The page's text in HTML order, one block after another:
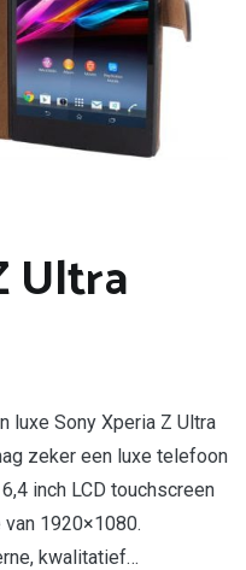
Ultra
luxe Sony Xperia Z Ultra
zeker een luxe telefoon
inch LCD touchscreen
1920×1080.
kwalitatief…